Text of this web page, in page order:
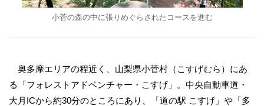
小菅の森の中に張りめぐらされたコースを進む
奥多摩エリアの程近く、山梨県小菅村（こすげむら）にあ
る「フォレストアドベンチャー・こすげ」。中央自動車道・
大月ICから約30分のところにあり、「道の駅 こすげ」や「多